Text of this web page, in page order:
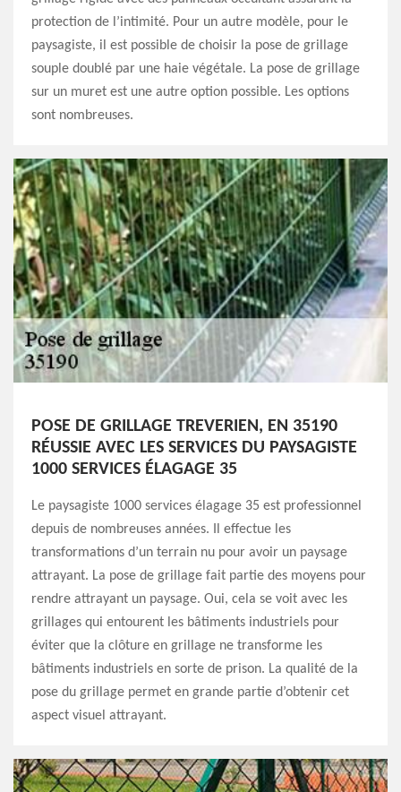
protection de l’intimité. Pour un autre modèle, pour le
paysagiste, il est possible de choisir la pose de grillage
souple doublé par une haie végétale. La pose de grillage
sur un muret est une autre option possible. Les options
sont nombreuses.
POSE DE GRILLAGE TREVERIEN, EN 35190
RÉUSSIE AVEC LES SERVICES DU PAYSAGISTE
1000 SERVICES ÉLAGAGE 35
Le paysagiste 1000 services élagage 35 est professionnel
depuis de nombreuses années. Il effectue les
transformations d’un terrain nu pour avoir un paysage
attrayant. La pose de grillage fait partie des moyens pour
rendre attrayant un paysage. Oui, cela se voit avec les
grillages qui entourent les bâtiments industriels pour
éviter que la clôture en grillage ne transforme les
bâtiments industriels en sorte de prison. La qualité de la
pose du grillage permet en grande partie d’obtenir cet
aspect visuel attrayant.